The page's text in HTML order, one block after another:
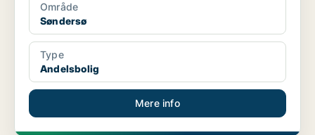
Område
Søndersø
Type
Andelsbolig
Mere info